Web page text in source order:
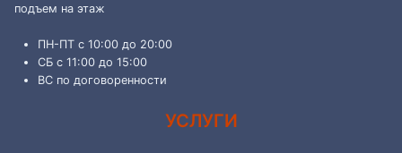
подъем на этаж
ПН-ПТ с 10:00 до 20:00
СБ с 11:00 до 15:00
ВС по договоренности
УСЛУГИ